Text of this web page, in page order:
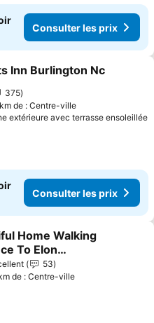
Consulter les prix
à mes favoris
Inn Burlington Nc
375
de : Centre-ville
extérieure avec terrasse ensoleillée
Consulter les prix
à mes favoris
Home Walking
To Elon
53
de : Centre-ville